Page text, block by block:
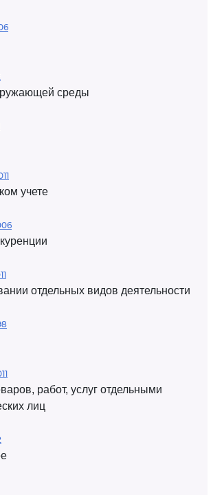
среды
учете
отдельных видов деятельности
работ, услуг отдельными
лиц